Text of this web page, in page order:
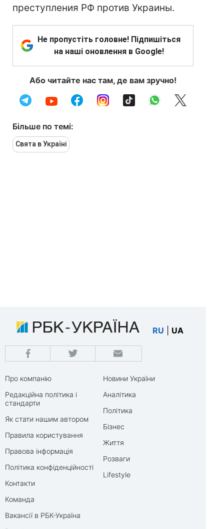
преступления РФ против Украины.
Не пропустіть головне! Підпишіться
на наші оновлення в Google!
Або читайте нас там, де вам зручно!
Більше по темі:
Свята в Україні
RU UA
Про компанію
Редакційна політика і
стандарти
Як стати нашим автором
Правила користування
Правова інформація
Політика конфіденційності
Контакти
Команда
Вакансії в РБК-Україна
Новини України
Аналітика
Політика
Бізнес
Життя
Розваги
Lifestyle